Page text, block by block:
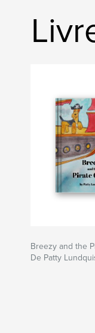
Breezy and the
De Patty